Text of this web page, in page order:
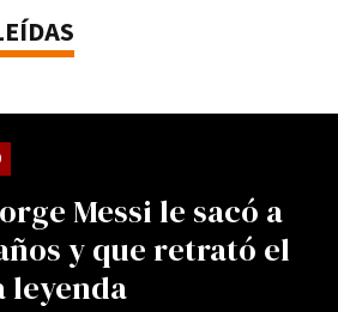
Messi le sacó a
y que retrató el
leyenda